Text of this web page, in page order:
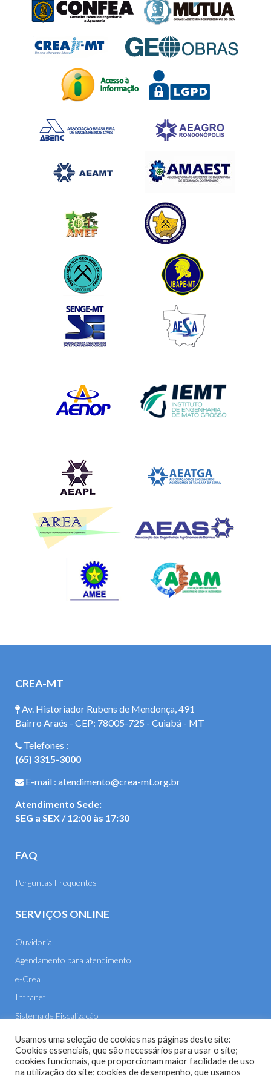
CREA-MT
Av. Historiador Rubens de Mendonça, 491
Bairro Araés - CEP: 78005-725 - Cuiabá - MT
Telefones :
(65) 3315-3000
E-mail : atendimento@crea-mt.org.br
Atendimento Sede:
SEG a SEX / 12:00 às 17:30
FAQ
Perguntas Frequentes
SERVIÇOS ONLINE
Ouvidoria
Agendamento para atendimento
e-Crea
Intranet
Sistema de Fiscalização
E-mail
Usamos uma seleção de cookies nas páginas deste site:
Cookies essenciais, que são necessários para usar o site;
cookies funcionais, que proporcionam maior facilidade de uso
na utilização do site; cookies de desempenho, que usamos